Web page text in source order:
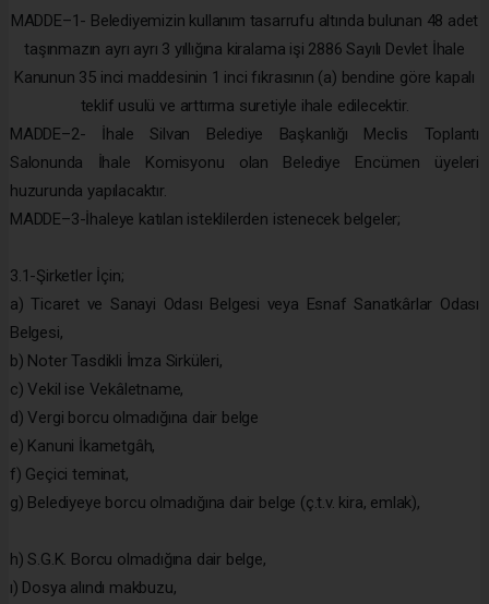
MADDE–1- Belediyemizin kullanım tasarrufu altında bulunan 48 adet
taşınmazın ayrı ayrı 3 yıllığına kiralama işi 2886 Sayılı Devlet İhale
Kanunun 35 inci maddesinin 1 inci fıkrasının (a) bendine göre kapalı
teklif usulü ve arttırma suretiyle ihale edilecektir.
MADDE–2- İhale Silvan Belediye Başkanlığı Meclis Toplantı
Salonunda İhale Komisyonu olan Belediye Encümen üyeleri
huzurunda yapılacaktır.
MADDE–3-İhaleye katılan isteklilerden istenecek belgeler;
3.1-Şirketler İçin;
a) Ticaret ve Sanayi Odası Belgesi veya Esnaf Sanatkârlar Odası
Belgesi,
b) Noter Tasdikli İmza Sirküleri,
c) Vekil ise Vekâletname,
d) Vergi borcu olmadığına dair belge
e) Kanuni İkametgâh,
f) Geçici teminat,
g) Belediyeye borcu olmadığına dair belge (ç.t.v. kira, emlak),
h) S.G.K. Borcu olmadığına dair belge,
ı) Dosya alındı makbuzu,